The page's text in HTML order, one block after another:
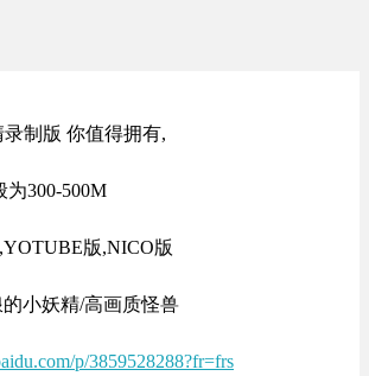
制版 你值得拥有,
为300-500M
版,NICO版
小妖精/高画质怪兽
p/3859528288?fr=frs